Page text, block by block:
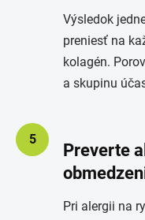
Výsledok
preniesť na
kolagén.
a skupinu
5
Preverte
Pri alergii na